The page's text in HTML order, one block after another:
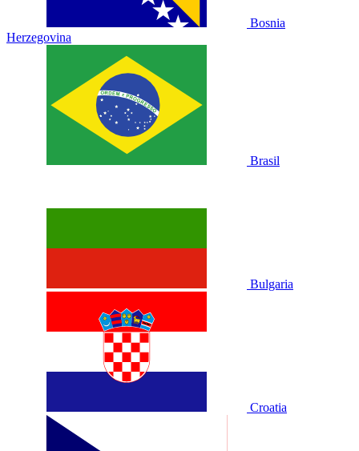
Bosnia
Herzegovina
Brasil
Bulgaria
Croatia